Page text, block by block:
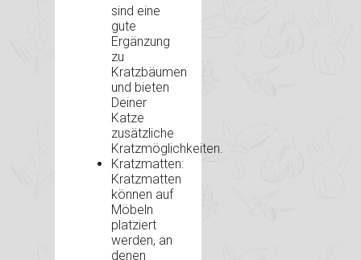
sind eine
gute
Ergänzung
zu
Kratzbäumen
und bieten
Deiner
Katze
zusätzliche
Kratzmöglichkeiten.
Kratzmatten:
Kratzmatten
können auf
Möbeln
platziert
werden, an
denen